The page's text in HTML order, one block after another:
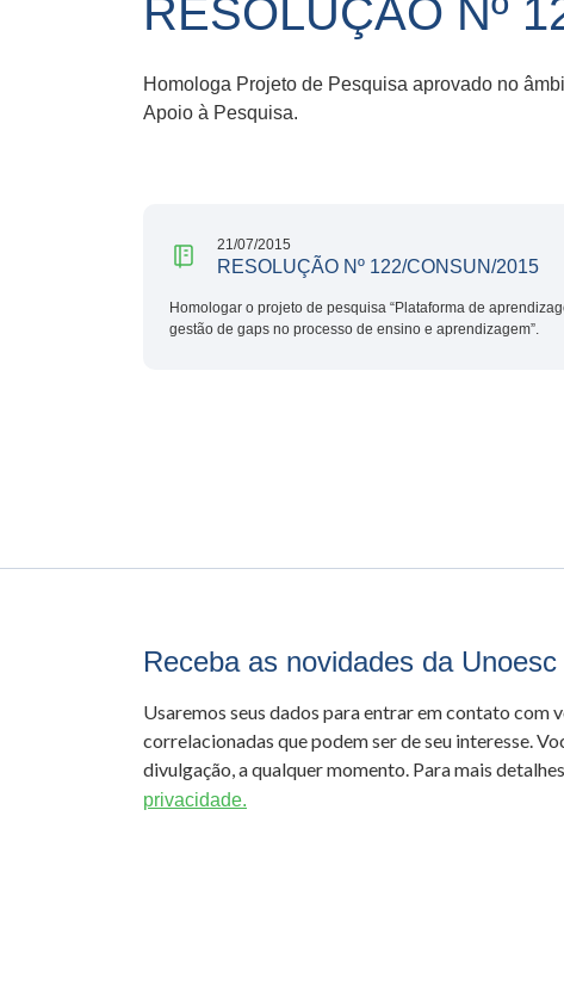
RESOLUÇÃO Nº
Homologa Projeto de Pesquisa aprovado no
Apoio à Pesquisa.
21/07/2015
RESOLUÇÃO Nº 122/CONSUN/2015
Homologar o projeto de pesquisa “Plataforma de
gestão de gaps no processo de ensino e aprendizagem”.
Receba as novidades da Unoesc
Usaremos seus dados para entrar em contato com
correlacionadas que podem ser de seu interesse.
divulgação, a qualquer momento. Para mais
privacidade.